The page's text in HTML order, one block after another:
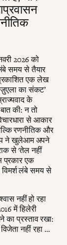
2026 को
समय से तैयार
एक लेख
का संकट’
के
की: न तो
से आकार
रणनीतिक और
ने खुलेआम अपने
से 'तेल नहीं
प्रकार एक
विमर्श लंबे समय से
नहीं हो रहा
में हिलेरी
का प्रस्ताव रखा:
नहीं रहा …